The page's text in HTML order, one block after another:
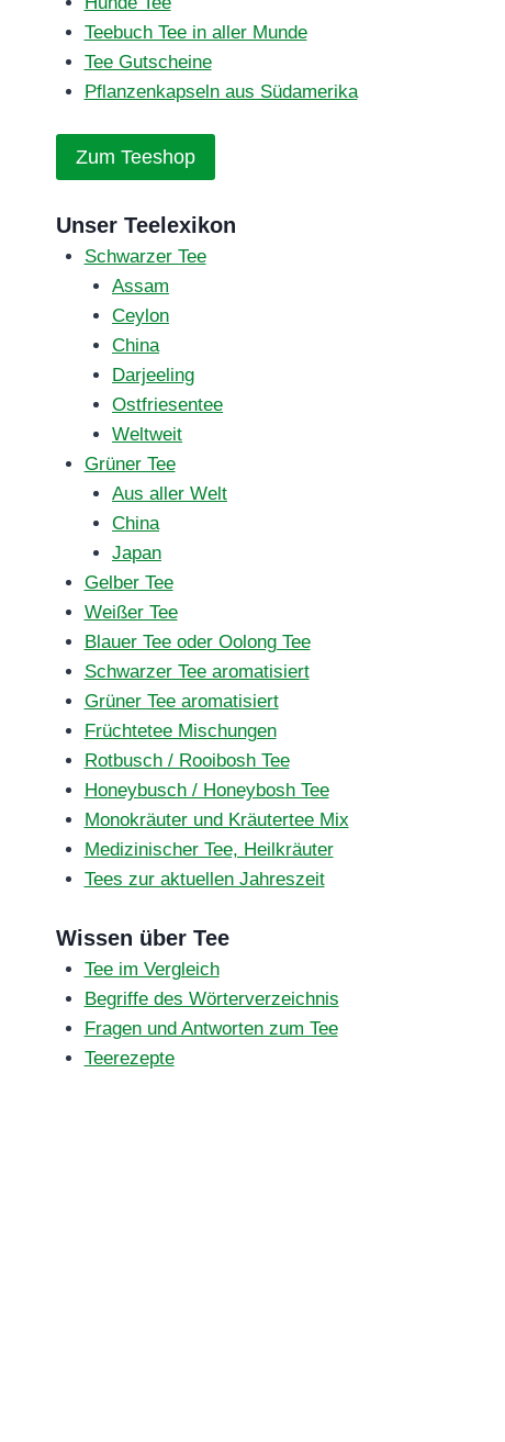
Teebuch Tee in aller Munde
Tee Gutscheine
Pflanzenkapseln aus Südamerika
Zum Teeshop
Unser Teelexikon
Schwarzer Tee
Assam
Ceylon
China
Darjeeling
Ostfriesentee
Weltweit
Grüner Tee
Aus aller Welt
China
Japan
Gelber Tee
Weißer Tee
Blauer Tee oder Oolong Tee
Schwarzer Tee aromatisiert
Grüner Tee aromatisiert
Früchtetee Mischungen
Rotbusch / Rooibosh Tee
Honeybusch / Honeybosh Tee
Monokräuter und Kräutertee Mix
Medizinischer Tee, Heilkräuter
Tees zur aktuellen Jahreszeit
Wissen über Tee
Tee im Vergleich
Begriffe des Wörterverzeichnis
Fragen und Antworten zum Tee
Teerezepte